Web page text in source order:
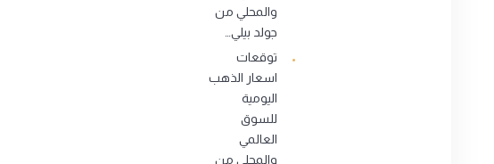
والمحلي من
جولد بيلي…
توقعات
اسعار الذهب
اليومية
للسوق
العالمي
والمحلي من